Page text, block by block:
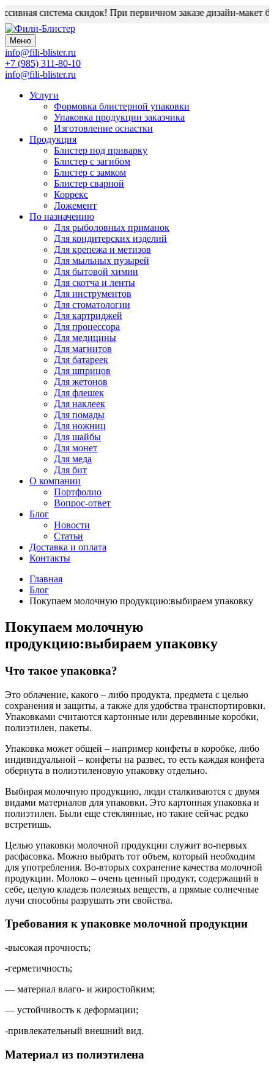
система скидок! При первичном заказе дизайн-макет
Меню
info@fili-blister.ru
+7 (985) 311-80-10
info@fili-blister.ru
Услуги
Формовка блистерной упаковки
Упаковка продукции заказчика
Изготовление оснастки
Продукция
Блистер под приварку
Блистер с загибом
Блистер с замком
Блистер сварной
Коррекс
Ложемент
По назначению
Для рыболовных приманок
Для кондитерских изделий
Для крепежа и метизов
Для мыльных пузырей
Для бытовой химии
Для скотча и ленты
Для инструментов
Для стоматологии
Для картриджей
Для процессора
Для медицины
Для магнитов
Для батареек
Для шприцов
Для жетонов
Для флешек
Для наклеек
Для помады
Для ножниц
Для шайбы
Для монет
Для меда
Для бит
О компании
Портфолио
Вопрос-ответ
Блог
Новости
Статьи
Доставка и оплата
Контакты
Главная
Блог
Покупаем молочную продукцию:выбираем упаковку
Покупаем молочную
продукцию:выбираем упаковку
Что такое упаковка?
Это облачение, какого – либо продукта, предмета с целью
сохранения и защиты, а также для удобства транспортировки.
Упаковками считаются картонные или деревянные коробки,
полиэтилен, пакеты.
Упаковка может общей – например конфеты в коробке, либо
индивидуальной – конфеты на развес, то есть каждая конфета
обернута в полиэтиленовую упаковку отдельно.
Выбирая молочную продукцию, люди сталкиваются с двумя
видами материалов для упаковки. Это картонная упаковка и
полиэтилен. Были еще стеклянные, но такие сейчас редко
встретишь.
Целью упаковки молочной продукции служит во-первых
расфасовка. Можно выбрать тот объем, который необходим
для употребления. Во-вторых сохранение качества молочной
продукции. Молоко – очень ценный продукт, содержащий в
себе, целую кладезь полезных веществ, а прямые солнечные
лучи способны разрушать эти свойства.
Требования к упаковке молочной продукции
-высокая прочность;
-герметичность;
— материал влаго- и жиростойким;
— устойчивость к деформации;
-привлекательный внешний вид.
Материал из полиэтилена